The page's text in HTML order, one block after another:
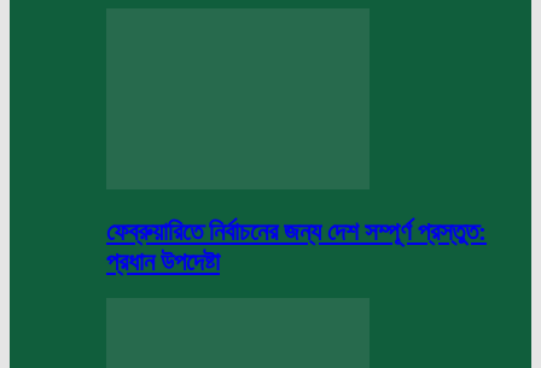
ফেব্রুয়ারিতে নির্বাচনের জন্য দেশ সম্পূর্ণ প্রস্তুত:
প্রধান উপদেষ্টা